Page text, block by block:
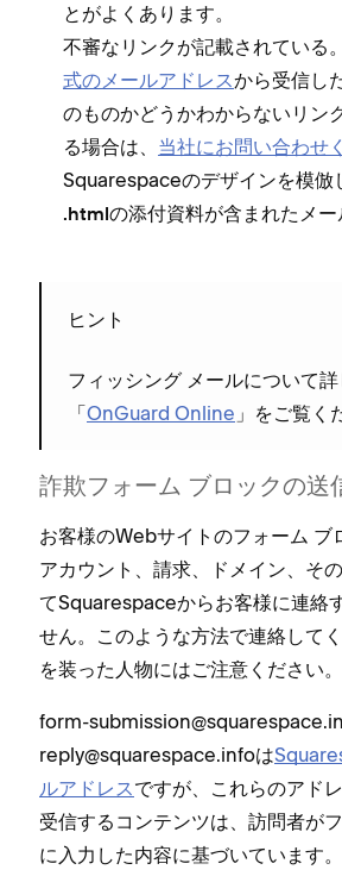
とがよくあります⁠。
不審なリンクが記載されている⁠。
式のメ⁠ールアドレスから受信し
のものかどうかわからないリン
る場合は⁠、 当社にお問い合わせ
Squarespaceのデザインを模倣
⁠.htmlの添付資料が含まれたメ⁠ー
ヒント
フ⁠ィ⁠ッシング メ⁠ールについて詳
「⁠OnGuard Online 」をご覧く
詐欺フ⁠ォ⁠ーム ブロ⁠ックの送
お客様のWebサイトのフ⁠ォ⁠ーム ブ
アカウント⁠、請求⁠、ドメイン⁠、そ
てSquarespaceからお客様に連絡
せん⁠。このような方法で連絡して
を装⁠った人物にはご注意ください⁠。
form-
reply@squarespace⁠.infoは
ルアドレス ですが⁠、これらのアド
受信するコンテンツは⁠、訪問者が
に入力した内容に基づいています⁠。